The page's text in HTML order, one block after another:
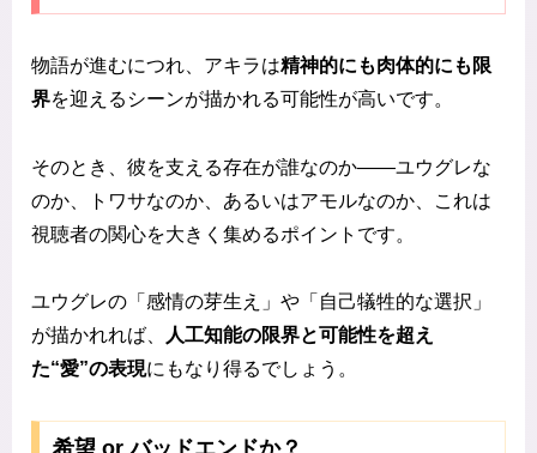
物語が進むにつれ、アキラは精神的にも肉体的にも限
界を迎えるシーンが描かれる可能性が高いです。
そのとき、彼を支える存在が誰なのか——ユウグレな
のか、トワサなのか、あるいはアモルなのか、これは
視聴者の関心を大きく集めるポイントです。
ユウグレの「感情の芽生え」や「自己犠牲的な選択」
が描かれれば、
人工知能の限界と可能性を超え
た“愛”の表現にもなり得るでしょう。
希望 or バッドエンドか？